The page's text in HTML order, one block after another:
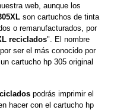
web, aunque los
son cartuchos de tinta
o remanufacturados, por
reciclados". El nombre
ser el más conocido por
cartucho hp 305 original
podrás imprimir el
hacer con el cartucho hp